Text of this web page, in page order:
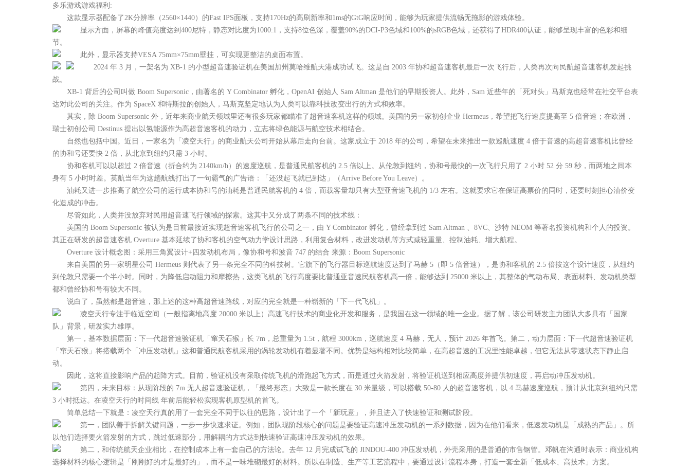
多乐游戏游戏福利:
这款显示器配备了2K分辨率（2560×1440）的Fast IPS面板，支持170Hz的高刷新率和1ms的GtG响应时间，能够为玩家提供流畅无拖影的游戏体验。
显示方面，屏幕的峰值亮度达到400尼特，静态对比度为1000:1，支持8位色深，覆盖90%的DCI-P3色域和100%的sRGB色域，还获得了HDR400认证，能够呈现丰富的色彩和细
节。
此外，显示器支持VESA 75mm×75mm壁挂，可实现更整洁的桌面布置。
2024 年 3 月，一架名为 XB-1 的小型超音速验证机在美国加州莫哈维航天港成功试飞。这是自 2003 年协和超音速客机最后一次飞行后，人类再次向民航超音速客机发起挑
战。
XB-1 背后的公司叫做 Boom Supersonic，由著名的 Y Combinator 孵化，OpenAI 创始人 Sam Altman 是他们的早期投资人。此外，Sam 近些年的「死对头」马斯克也经常在社交平台表
达对此公司的关注。作为 SpaceX 和特斯拉的创始人，马斯克坚定地认为人类可以靠科技改变出行的方式和效率。
其实，除 Boom Supersonic 外，近年来商业航天领域里还有很多玩家都瞄准了超音速客机这样的领域。美国的另一家初创企业 Hermeus，希望把飞行速度提高至 5 倍音速；在欧洲，
瑞士初创公司 Destinus 提出以氢能源作为高超音速客机的动力，立志将绿色能源与航空技术相结合。
自然也包括中国。近日，一家名为「凌空天行」的商业航天公司开始从幕后走向台前。这家成立于 2018 年的公司，希望在未来推出一款巡航速度 4 倍于音速的高超音速客机比曾经
的协和号还要快 2 倍，从北京到纽约只需 3 小时。
协和客机可以以超过 2 倍音速（折合约为 2140km/h）的速度巡航，是普通民航客机的 2.5 倍以上。从伦敦到纽约，协和号最快的一次飞行只用了 2 小时 52 分 59 秒，而两地之间本
身有 5 小时时差。英航当年为这趟航线打出了一句霸气的广告语：「还没起飞就已到达」（Arrive Before You Leave）。
油耗又进一步推高了航空公司的运行成本协和号的油耗是普通民航客机的 4 倍，而载客量却只有大型亚音速飞机的 1/3 左右。这就要求它在保证高票价的同时，还要时刻担心油价变
化造成的冲击。
尽管如此，人类并没放弃对民用超音速飞行领域的探索。这其中又分成了两条不同的技术线：
美国的 Boom Supersonic 被认为是目前最接近实现超音速客机飞行的公司之一，由 Y Combinator 孵化，曾经拿到过 Sam Altman 、8VC、沙特 NEOM 等著名投资机构和个人的投资。
其正在研发的超音速客机 Overture 基本延续了协和客机的空气动力学设计思路，利用复合材料，改进发动机等方式减轻重量、控制油耗、增大航程。
Overture 设计概念图：采用三角翼设计+四发动机布局，像协和号和波音 747 的结合 来源：Boom Supersonic
来自美国的另一家明星公司 Hermeus 则代表了另一条完全不同的科技树。它旗下的飞行器目标巡航速度达到了马赫 5（即 5 倍音速），是协和客机的 2.5 倍按这个设计速度，从纽约
到伦敦只需要一个半小时。同时，为降低启动阻力和摩擦热，这类飞机的飞行高度要比普通亚音速民航客机高一倍，能够达到 25000 米以上，其整体的气动布局、表面材料、发动机类型
都和曾经协和号有较大不同。
说白了，虽然都是超音速，那上述的这种高超音速路线，对应的完全就是一种崭新的「下一代飞机」。
凌空天行专注于临近空间（一般指离地高度 20000 米以上）高速飞行技术的商业化开发和服务，是我国在这一领域的唯一企业。据了解，该公司研发主力团队大多具有「国家
队」背景，研发实力雄厚。
第一，基本数据层面：下一代超音速验证机「窜天石猴」长 7m，总重量为 1.5t，航程 3000km，巡航速度 4 马赫，无人，预计 2026 年首飞。第二，动力层面：下一代超音速验证机
「窜天石猴」将搭载两个「冲压发动机」这和普通民航客机采用的涡轮发动机有着显著不同。优势是结构相对比较简单，在高超音速的工况里性能卓越，但它无法从零速状态下静止启
动。
因此，这将直接影响产品的起降方式。目前，验证机没有采取传统飞机的滑跑起飞方式，而是通过火箭发射，将验证机送到相应高度并提供初速度，再启动冲压发动机。
第四，未来目标：从现阶段的 7m 无人超音速验证机，「最终形态」大致是一款长度在 30 米量级，可以搭载 50-80 人的超音速客机，以 4 马赫速度巡航，预计从北京到纽约只需
3 小时抵达。在凌空天行的时间线 年前后能轻松实现客机原型机的首飞。
简单总结一下就是：凌空天行真的用了一套完全不同于以往的思路，设计出了一个「新玩意」，并且进入了快速验证和测试阶段。
第一，团队善于拆解关键问题，一步一步快速求证。例如，团队现阶段核心的问题是要验证高速冲压发动机的一系列数据，因为在他们看来，低速发动机是「成熟的产品」。所
以他们选择要火箭发射的方式，跳过低速部分，用解耦的方式达到快速验证高速冲压发动机的效果。
第二，和传统航天企业相比，在控制成本上有一套自己的方法论。去年 12 月完成试飞的 JINDOU-400 冲压发动机，外壳采用的是普通的市售钢管。邓帆在沟通时表示：商业机构
选择材料的核心逻辑是「刚刚好的才是最好的」，而不是一味堆砌最好的材料。所以在制造、生产等工艺流程中，要通过设计流程本身，打造一套全新「低成本、高技术」方案。